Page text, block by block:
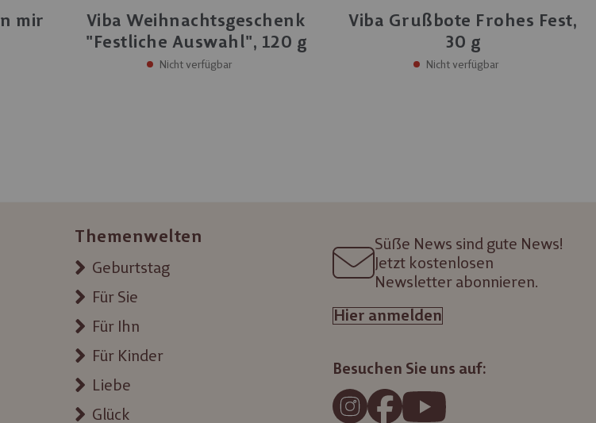
mir
Viba Weihnachtsgeschenk
"Festliche Auswahl", 120 g
Nicht verfügbar
Viba Grußbote Frohes Fest,
30 g
Nicht verfügbar
Themenwelten
Geburtstag
Für Sie
Für Ihn
Für Kinder
Liebe
Glück
Süße News sind gute News!
Jetzt kostenlosen
Newsletter abonnieren.
Hier anmelden
Besuchen Sie uns auf: